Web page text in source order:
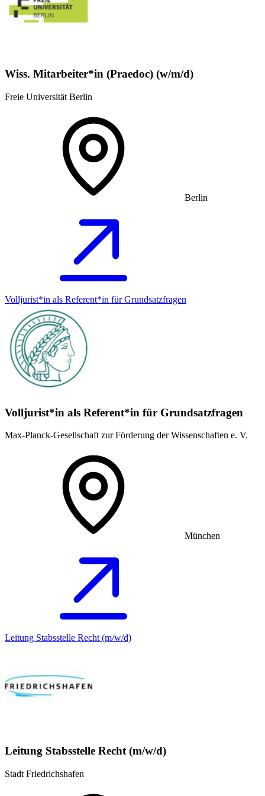
Wiss. Mitarbeiter*in (Praedoc) (w/m/d)
Freie Universität Berlin
Berlin
Volljurist*in als Referent*in für Grundsatz­fragen
Volljurist*in als Referent*in für Grundsatz­fragen
Max-Planck-Gesellschaft zur Förderung der Wissenschaften e. V.
München
Leitung Stabsstelle Recht (m/w/d)
Leitung Stabsstelle Recht (m/w/d)
Stadt Friedrichshafen